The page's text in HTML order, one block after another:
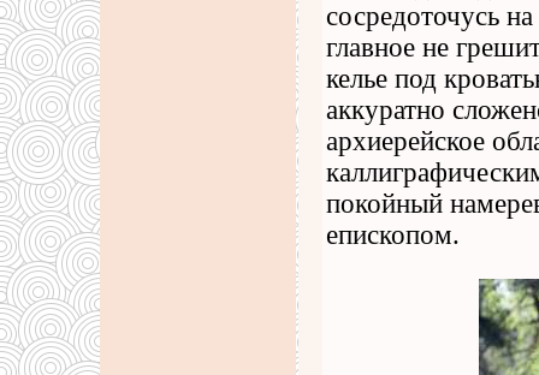
сосредоточусь
главное не
келье под
аккуратно
архиерейское
покойный
епископом.